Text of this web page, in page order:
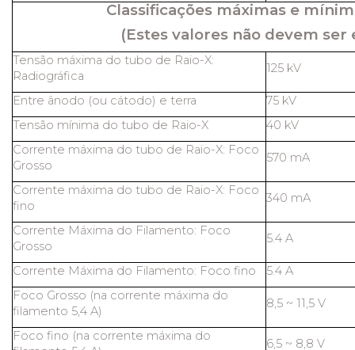
Classificações máximas e
(Estes valores não devem ser
Tensão máxima do tubo de Raio-X:
Radiográfica
125 kV
Entre ânodo (ou cátodo) e terra
75 kV
Tensão mínima do tubo de Raio-X
40 kV
Corrente máxima do tubo de Raio-X: Foco
Grosso
570 mA
Corrente máxima do tubo de Raio-X: Foco
fino
340 mA
Corrente Máxima do Filamento: Foco
Grosso
5.4 A
Corrente Máxima do Filamento: Foco fino
5.4 A
Foco Grosso (na corrente máxima do
filamento 5,4 A)
8,5 ~ 11,5 V
Foco fino (na corrente máxima do
6,5 ~ 8,8 V